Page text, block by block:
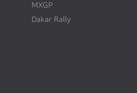
MXGP
Dakar Rally